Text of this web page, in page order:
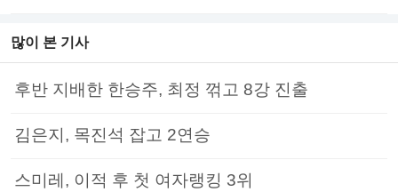
많이 본 기사
후반 지배한 한승주, 최정 꺾고 8강 진출
김은지, 목진석 잡고 2연승
스미레, 이적 후 첫 여자랭킹 3위